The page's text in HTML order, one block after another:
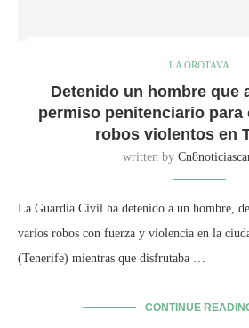
LA OROTAVA
Detenido un hombre que
permiso penitenciario para
robos violentos en
written by
La Guardia Civil ha detenido a un hombre,
varios robos con fuerza y violencia en la
(Tenerife) mientras que disfrutaba …
CONTINUE